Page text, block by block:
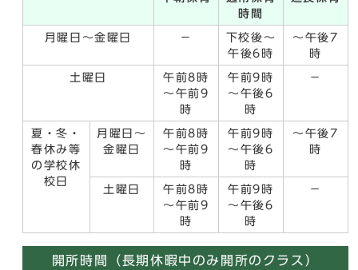
時間
月曜日～金曜日 －
下校後～
午後6時
～午後7
時
土曜日
午前8時
～午前9
時
午前9時
～午後6
時
－
夏・冬・
春休み等
の学校休
校日
月曜日～
金曜日
午前8時
～午前9
時
午前9時
～午後6
時
～午後7
時
土曜日
午前8時
～午前9
時
午前9時
～午後6
時
－
開所時間（長期休暇中のみ開所のクラス）